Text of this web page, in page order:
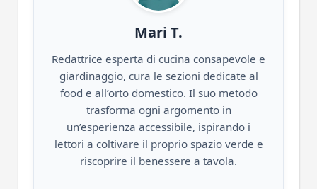
Mari T.
Redattrice esperta di cucina consapevole e
giardinaggio, cura le sezioni dedicate al
food e all’orto domestico. Il suo metodo
trasforma ogni argomento in
un’esperienza accessibile, ispirando i
lettori a coltivare il proprio spazio verde e
riscoprire il benessere a tavola.